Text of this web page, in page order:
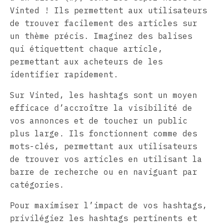
Vinted ! Ils permettent aux utilisateurs
de trouver facilement des articles sur
un thème précis. Imaginez des balises
qui étiquettent chaque article,
permettant aux acheteurs de les
identifier rapidement.
Sur Vinted, les hashtags sont un moyen
efficace d’accroître la visibilité de
vos annonces et de toucher un public
plus large. Ils fonctionnent comme des
mots-clés, permettant aux utilisateurs
de trouver vos articles en utilisant la
barre de recherche ou en naviguant par
catégories.
Pour maximiser l’impact de vos hashtags,
privilégiez les hashtags pertinents et